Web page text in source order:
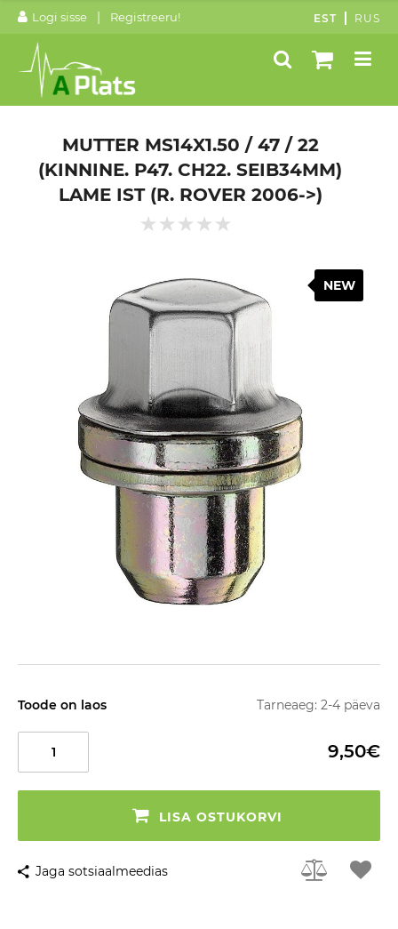
Logi sisse | Registreeru! EST RUS
MUTTER MS14X1.50 / 47 / 22
(KINNINE. P47. CH22. SEIB34MM)
LAME IST (R. ROVER 2006->)
NEW
Toode on laos Tarneaeg: 2-4 päeva
9,50€
LISA OSTUKORVI
Jaga sotsiaalmeedias